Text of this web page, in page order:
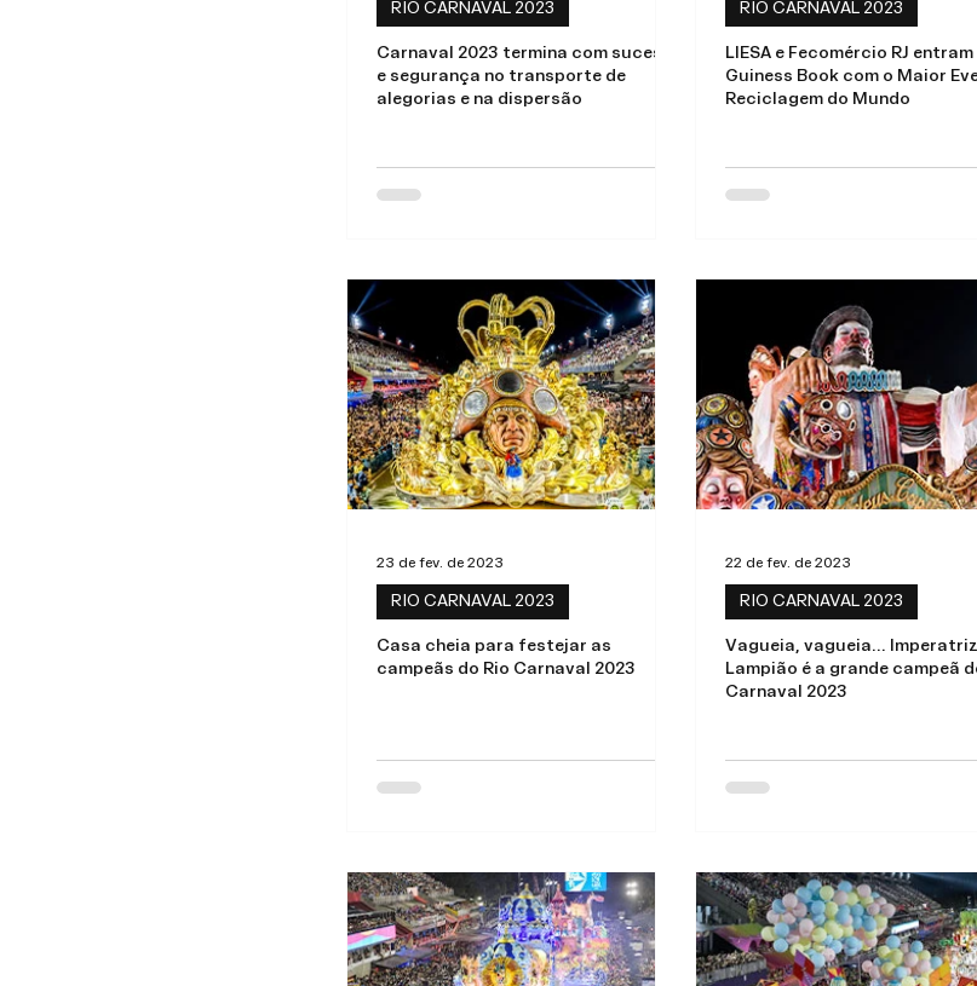
Carnaval 2023 termina com sucesso
e segurança no transporte de
alegorias e na dispersão
RIO CARNAVAL 2023
LIESA e Fecomércio RJ entram
Guiness Book com o Maior
Reciclagem do Mundo
RIO CARNAVAL 2023
Casa cheia para festejar as
campeãs do Rio Carnaval 2023
RIO CARNAVAL 2023
23 de fev. de 2023
Vagueia, vagueia...
Lampião é a grande campeã
Carnaval 2023
RIO CARNAVAL 2023
22 de fev. de 2023